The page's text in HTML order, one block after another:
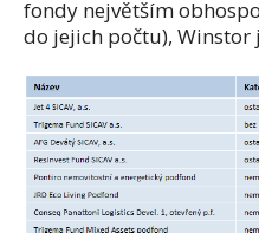
fondy největším
do jejich počtu),